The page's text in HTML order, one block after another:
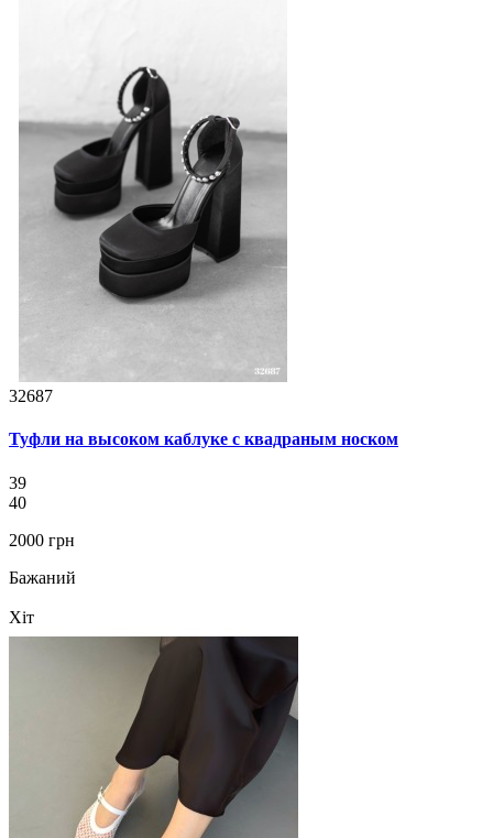
32687
Туфли на высоком каблуке с квадраным носком
39
40
2000 грн
Бажаний
Хіт